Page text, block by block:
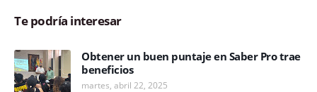
Te podría interesar
Obtener un buen puntaje en Saber Pro trae
beneficios
martes, abril 22, 2025